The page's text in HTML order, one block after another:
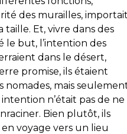
des murailles,
Et, vivre dans des
le but, l’intention des
dans le désert,
promise, ils étaient
nomades, mais
n’était pas de ne
Bien plutôt, ils
voyage vers un lieu